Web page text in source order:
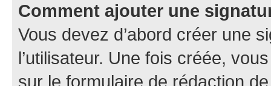
Comment ajouter une
Vous devez d’abord créer une
l’utilisateur. Une fois créée,
sur le formulaire de rédaction